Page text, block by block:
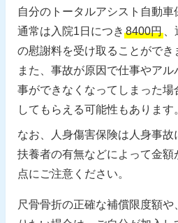
自分のトータルアシスト自動車
通常は入院1日につき8400円
の慰謝料を受け取ることができ
また、事故が原因で仕事やア
事ができなくなってしまった
してもらえる可能性もあります
なお、人身傷害保険は人身事
扶養者の有無などによって金額
点にご注意ください。
尺骨骨折の正確な補償限度額